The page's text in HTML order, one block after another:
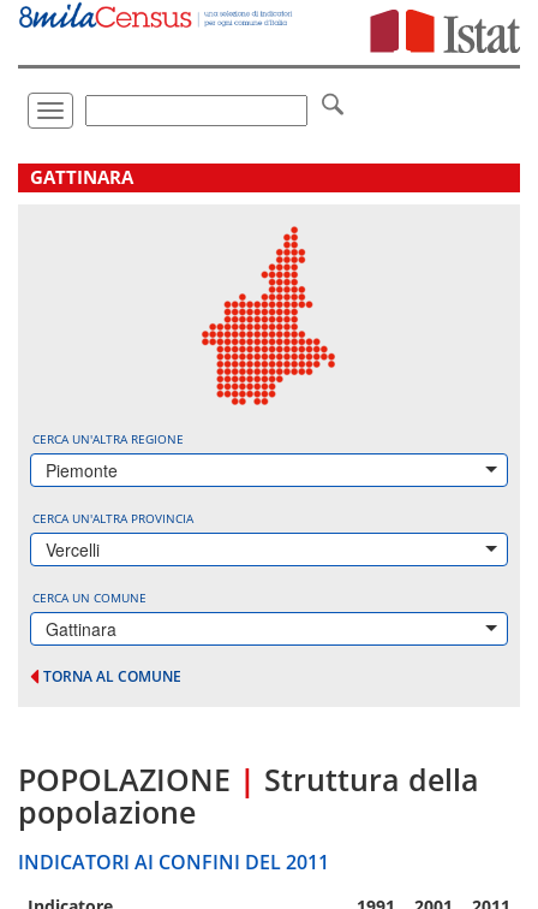
Vai
direttamente
Toggle
navigation
.
GATTINARA
CERCA UN'ALTRA REGIONE
Piemonte
CERCA UN'ALTRA PROVINCIA
Vercelli
CERCA UN COMUNE
Gattinara
TORNA AL COMUNE
POPOLAZIONE | Struttura della
popolazione
INDICATORI AI CONFINI DEL 2011